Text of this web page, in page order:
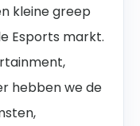
kleine greep
Esports markt.
hebben we de